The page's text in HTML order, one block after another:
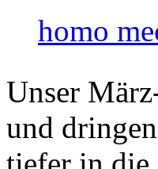
homo
Unser
und